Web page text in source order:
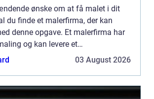
ønske om at få malet i dit
du finde et malerfirma, der kan
denne opgave. Et malerfirma har
og kan levere et
resultat til dig. Dog er der nogle
03 August 2026